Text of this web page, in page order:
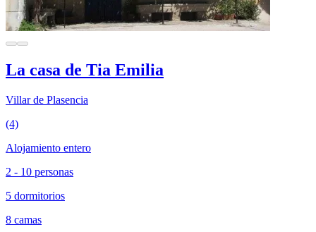
La casa de Tia Emilia
Villar de Plasencia
(4)
Alojamiento entero
2 - 10 personas
5 dormitorios
8 camas